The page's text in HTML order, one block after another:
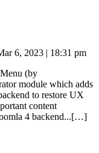
6, 2023 | 18:31 pm
(by
module which adds
to restore UX
content
4 backend...[…]